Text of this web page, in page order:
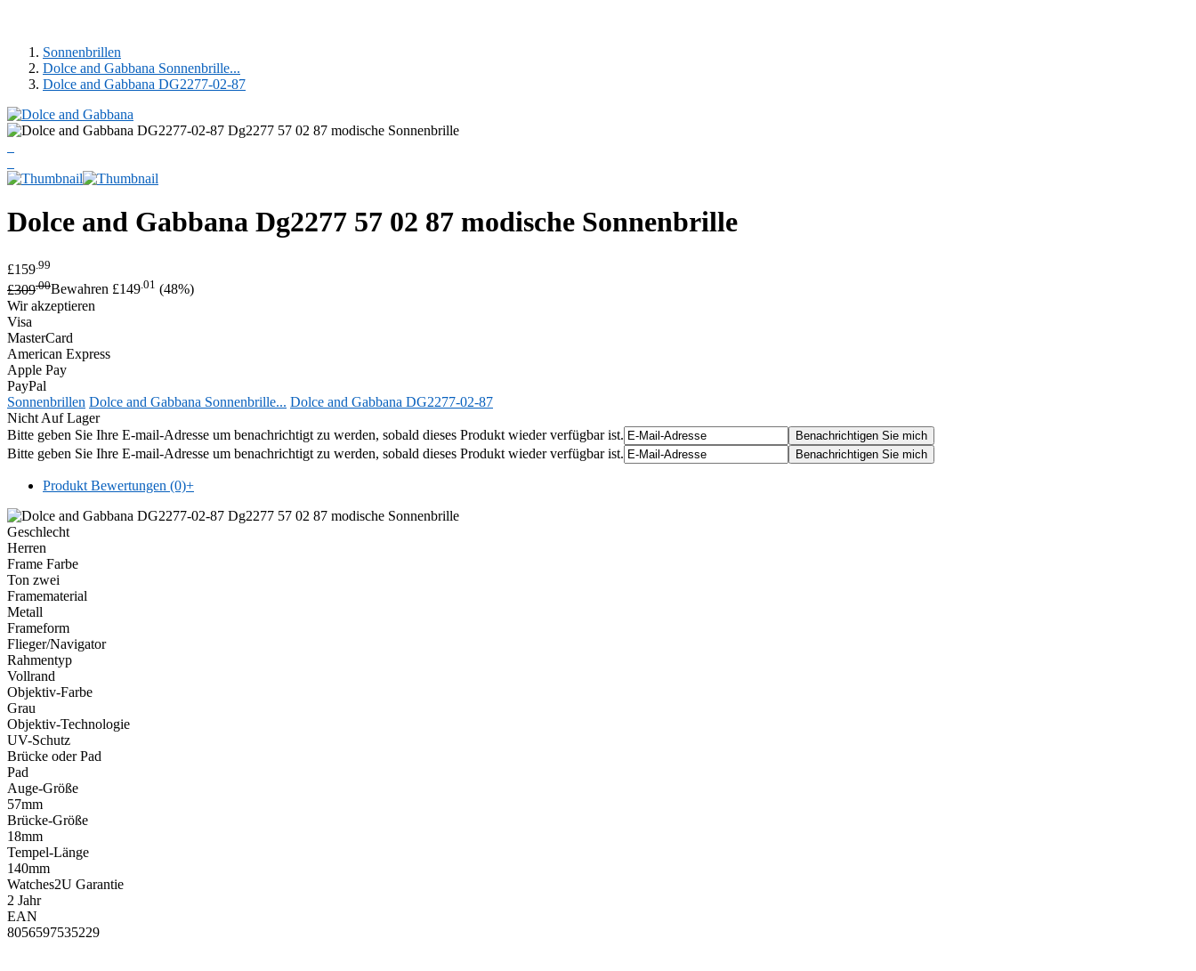
Sonnenbrillen
Dolce and Gabbana Sonnenbrille...
Dolce and Gabbana DG2277-02-87
Dolce and Gabbana Dg2277 57 02 87 modische Sonnenbrille
£159 .99
£309.00Bewahren £149.01 (48%)
Wir akzeptieren
Visa
MasterCard
American Express
Apple Pay
PayPal
Sonnenbrillen Dolce and Gabbana Sonnenbrille... Dolce and Gabbana DG2277-02-87
Nicht Auf Lager
Bitte geben Sie Ihre E-mail-Adresse um benachrichtigt zu werden, sobald dieses Produkt wieder verfügbar ist.
Bitte geben Sie Ihre E-mail-Adresse um benachrichtigt zu werden, sobald dieses Produkt wieder verfügbar ist.
Produkt Bewertungen (0)+
Geschlecht
Herren
Frame Farbe
Ton zwei
Framematerial
Metall
Frameform
Flieger/Navigator
Rahmentyp
Vollrand
Objektiv-Farbe
Grau
Objektiv-Technologie
UV-Schutz
Brücke oder Pad
Pad
Auge-Größe
57mm
Brücke-Größe
18mm
Tempel-Länge
140mm
Watches2U Garantie
2 Jahr
EAN
8056597535229